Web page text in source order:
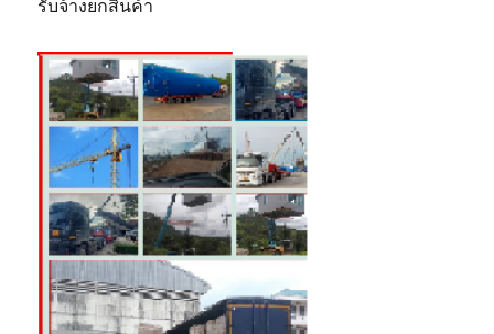
รับจ้างยกสินค้า